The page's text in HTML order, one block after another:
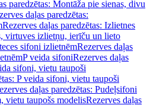
paredzētas: Montāža pie sienas, divu
daļas paredzētas:
Rezerves daļas paredzētas: Izlietnes
virtuves izlietņu, ierīču un lieto
sifoni izlietnēmRezerves daļas
P veida sifoniRezerves daļas
sifoni, vietu taupoši
P veida sifoni, vietu taupoši
daļas paredzētas: Pudeļsifoni
vietu taupošs modelisRezerves daļas